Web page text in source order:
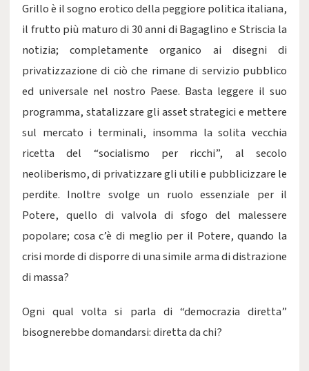
Grillo è il sogno erotico della peggiore politica italiana,
il frutto più maturo di 30 anni di Bagaglino e Striscia la
notizia; completamente organico ai disegni di
privatizzazione di ciò che rimane di servizio pubblico
ed universale nel nostro Paese. Basta leggere il suo
programma, statalizzare gli asset strategici e mettere
sul mercato i terminali, insomma la solita vecchia
ricetta del “socialismo per ricchi”, al secolo
neoliberismo, di privatizzare gli utili e pubblicizzare le
perdite. Inoltre svolge un ruolo essenziale per il
Potere, quello di valvola di sfogo del malessere
popolare; cosa c’è di meglio per il Potere, quando la
crisi morde di disporre di una simile arma di distrazione
di massa?
Ogni qual volta si parla di “democrazia diretta”
bisognerebbe domandarsi: diretta da chi?